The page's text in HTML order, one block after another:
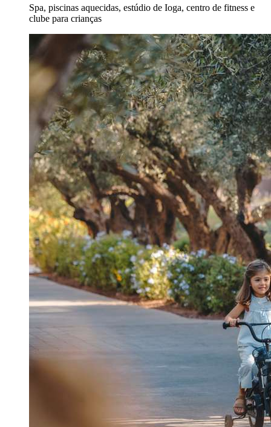
Spa, piscinas aquecidas, estúdio de Ioga, centro de fitness e
clube para crianças